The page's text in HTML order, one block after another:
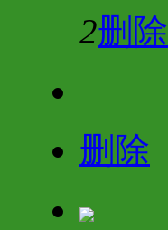
2删除
删除